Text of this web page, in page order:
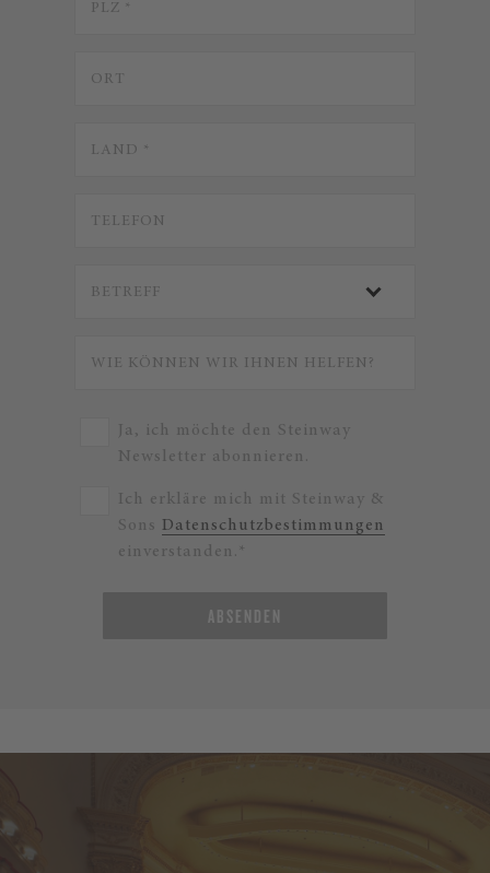
Ja, ich möchte den Steinway
Newsletter abonnieren.
Ich erkläre mich mit Steinway &
Sons Datenschutzbestimmungen
einverstanden.*
ABSENDEN